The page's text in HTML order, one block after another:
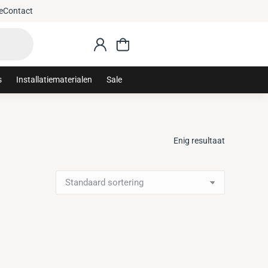
Contact
Installatiematerialen Sale
Enig resultaat